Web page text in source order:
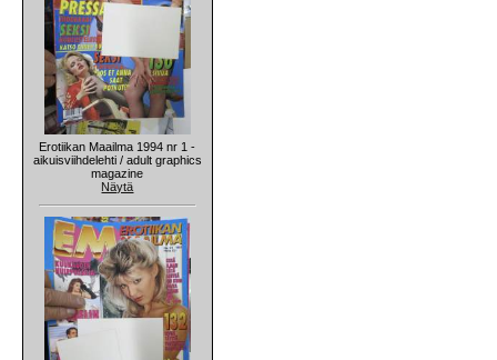
Erotiikan Maailma 1994 nr 1 -
aikuisviihdelehti / adult graphics
magazine
Näytä